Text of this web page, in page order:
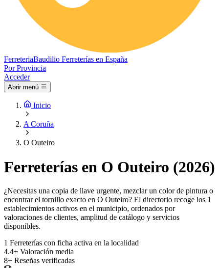
FerreteriaBaudilio Ferreterías en España
Por Provincia
Acceder
Abrir menú
Inicio
A Coruña
O Outeiro
Ferreterías en O Outeiro (2026)
¿Necesitas una copia de llave urgente, mezclar un color de pintura o
encontrar el tornillo exacto en O Outeiro? El directorio recoge los 1
establecimientos activos en el municipio, ordenados por
valoraciones de clientes, amplitud de catálogo y servicios
disponibles.
1 Ferreterías con ficha activa en la localidad
4.4+ Valoración media
8+ Reseñas verificadas